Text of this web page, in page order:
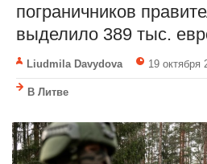
пограничников
выделило 389 тыс.
Liudmila Davydova 19 октября
В Литве